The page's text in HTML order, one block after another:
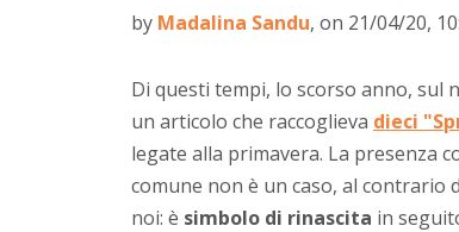
by Madalina Sandu, on 21/04/20,
Di questi tempi, lo scorso anno,
un articolo che raccoglieva dieci
legate alla primavera. La presenza
comune non è un caso, al
noi: è simbolo di rinascita in